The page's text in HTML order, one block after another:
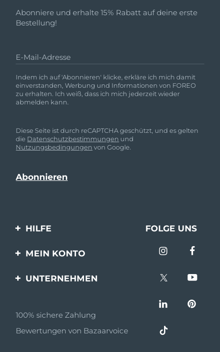
Abonniere und erhalte 15% Rabatt auf deine erste
Bestellung!
E-Mail-Adresse
Indem ich auf 'Abonnieren' klicke, erkläre ich mich damit
einverstanden, Werbung und Informationen von FOREO
zu erhalten. Ich weiß, dass ich mich jederzeit wieder
abmelden kann.
Diese Seite ist durch reCAPTCHA geschützt, und es gelten
die Datenschutzbestimmungen und
Nutzungsbedingungen von Google.
HILFE
Kontaktiere uns
FOLGE UNS
MEIN KONTO
UNTERNEHMEN
Partnerprogramm
Partner Nachrichten
100% sichere Zahlung
Bewertungen von Bazaarvoice